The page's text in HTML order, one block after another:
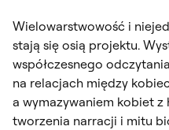
Wielowarstwowość i
stają się osią projektu.
współczesnego
na relacjach między
a wymazywaniem kobiet
tworzenia narracji i mitu